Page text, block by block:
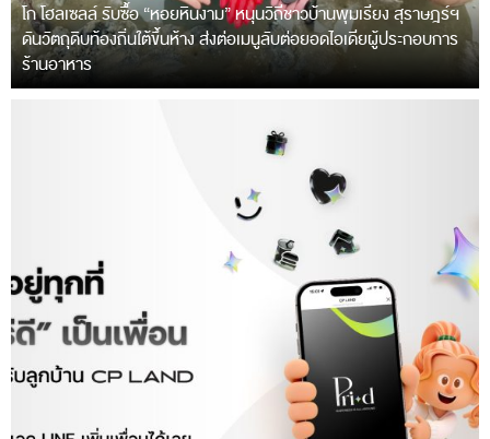
โก โฮลเซลล์ รับซื้อ “หอยหินงาม” หนุนวิถีชาวบ้านพุมเรียง สุราษฎร์ฯ
ดันวัตถุดิบท้องถิ่นใต้ขึ้นห้าง ส่งต่อเมนูลับต่อยอดไอเดียผู้ประกอบการ
ร้านอาหาร